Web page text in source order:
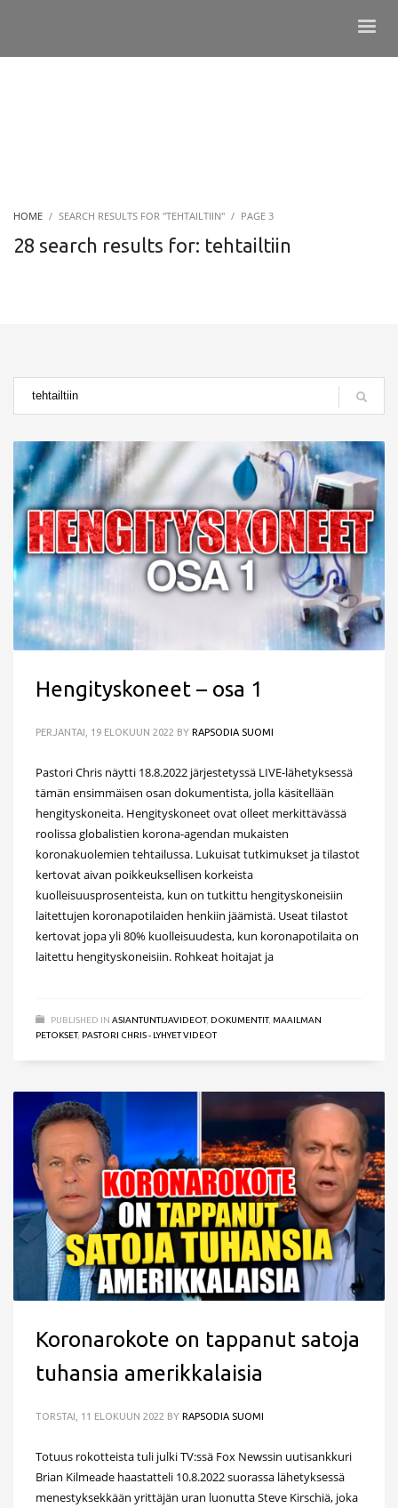
HOME SEARCH RESULTS FOR "TEHTAILTIIN" PAGE 3
28 search results for: tehtailtiin
Hengityskoneet – osa 1
PERJANTAI, 19 ELOKUUN 2022 BY RAPSODIA SUOMI
Pastori Chris näytti 18.8.2022 järjestetyssä LIVE-lähetyksessä
tämän ensimmäisen osan dokumentista, jolla käsitellään
hengityskoneita. Hengityskoneet ovat olleet merkittävässä
roolissa globalistien korona-agendan mukaisten
koronakuolemien tehtailussa. Lukuisat tutkimukset ja tilastot
kertovat aivan poikkeuksellisen korkeista
kuolleisuusprosenteista, kun on tutkittu hengityskoneisiin
laitettujen koronapotilaiden henkiin jäämistä. Useat tilastot
kertovat jopa yli 80% kuolleisuudesta, kun koronapotilaita on
laitettu hengityskoneisiin. Rohkeat hoitajat ja
PUBLISHED IN ASIANTUNTIJAVIDEOT, DOKUMENTIT, MAAILMAN
PETOKSET, PASTORI CHRIS - LYHYET VIDEOT
Koronarokote on tappanut satoja
tuhansia amerikkalaisia
TORSTAI, 11 ELOKUUN 2022 BY RAPSODIA SUOMI
Totuus rokotteista tuli julki TV:ssä Fox Newssin uutisankkuri
Brian Kilmeade haastatteli 10.8.2022 suorassa lähetyksessä
menestyksekkään yrittäjän uran luonutta Steve Kirschiä, joka